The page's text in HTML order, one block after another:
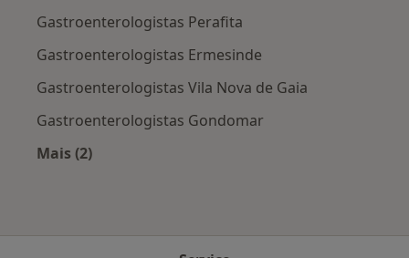
Gastroenterologistas Perafita
Gastroenterologistas Ermesinde
Gastroenterologistas Vila Nova de Gaia
Gastroenterologistas Gondomar
Mais (2)